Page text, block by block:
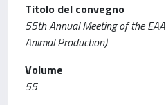
Titolo del convegno
55th Annual Meeting of the
Animal Production)
Volume
55